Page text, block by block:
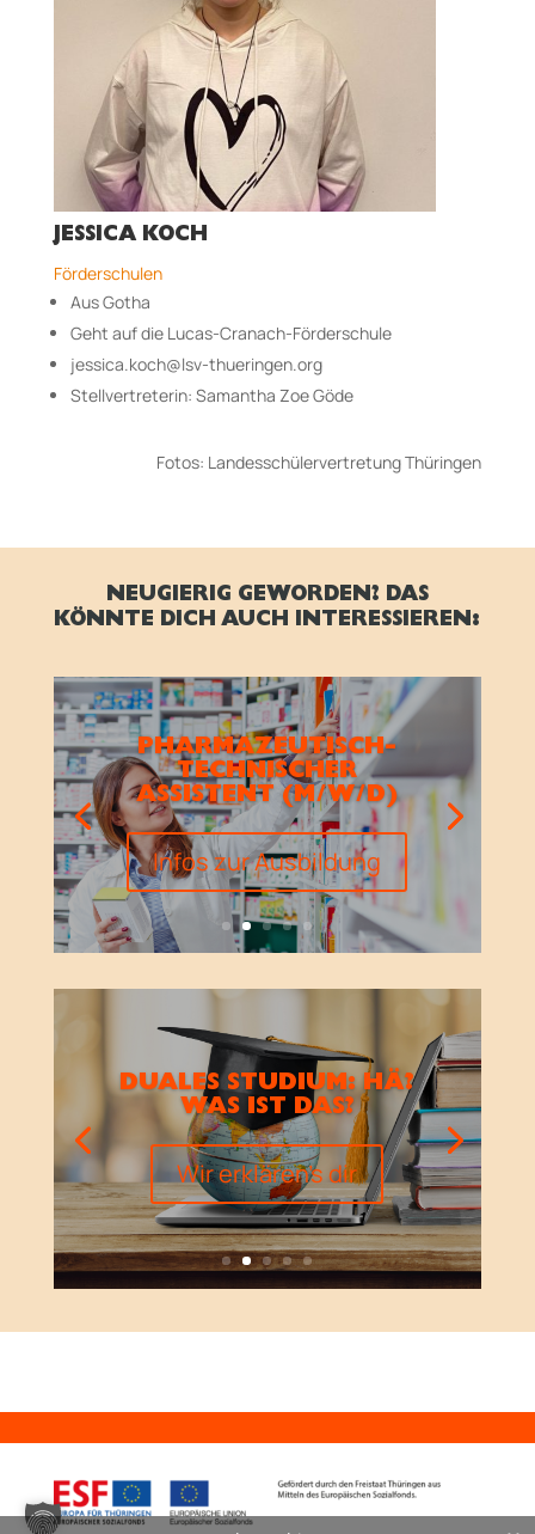
JESSICA KOCH
Förderschulen
Aus Gotha
Geht auf die Lucas-Cranach-Förderschule
jessica.koch@lsv-thueringen.org
Stellvertreterin: Samantha Zoe Göde
Fotos: Landesschülervertretung Thüringen
NEUGIERIG GEWORDEN? DAS
KÖNNTE DICH AUCH INTERESSIEREN:
PHARMAZEUTISCH-
TECHNISCHER
ASSISTENT (M/W/D)
Infos zur Ausbildung
DUALES STUDIUM: HÄ?
WAS IST DAS?
Wir erklären's dir